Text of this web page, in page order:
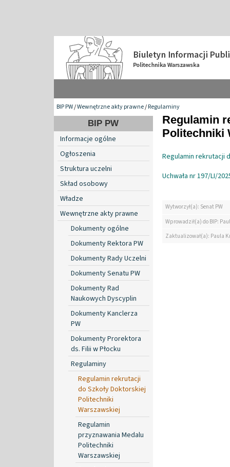
BIP PW/Wewnętrzne akty prawne/Regulaminy
BIP PW
Informacje ogólne
Ogłoszenia
Struktura uczelni
Skład osobowy
Władze
Wewnętrzne akty prawne
Dokumenty ogólne
Dokumenty Rektora PW
Dokumenty Rady Uczelni
Dokumenty Senatu PW
Dokumenty Rad
Naukowych Dyscyplin
Dokumenty Kanclerza
PW
Dokumenty Prorektora
ds. Filii w Płocku
Regulaminy
Regulamin rekrutacji
do Szkoły Doktorskiej
Politechniki
Warszawskiej
Regulamin
przyznawania Medalu
Politechniki
Warszawskiej
Regulamin
Politechniki
Regulamin rekrutacji
Uchwała nr 197/LI/
Wytworzył(a): Senat PW
Wprowadził(a) do BIP:
Zaktualizował(a): Paula